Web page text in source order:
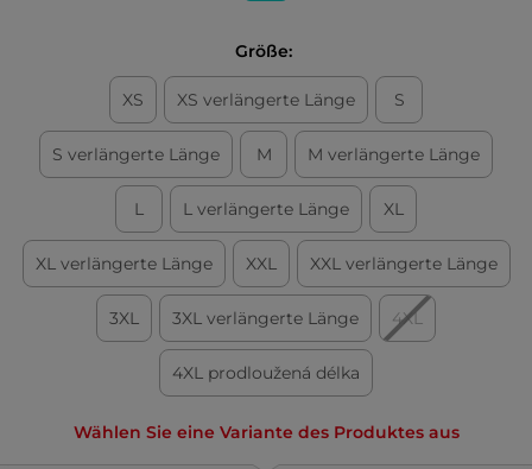
Größe:
XS XS verlängerte Länge S
S verlängerte Länge M M verlängerte Länge
L L verlängerte Länge XL
XL verlängerte Länge XXL XXL verlängerte Länge
3XL 3XL verlängerte Länge 4XL
4XL prodloužená délka
Wählen Sie eine Variante des Produktes aus